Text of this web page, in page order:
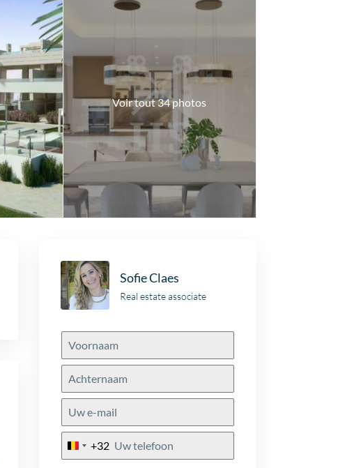
Voir tout 34 photos
Sofie Claes
Real estate associate
Belgium
+32